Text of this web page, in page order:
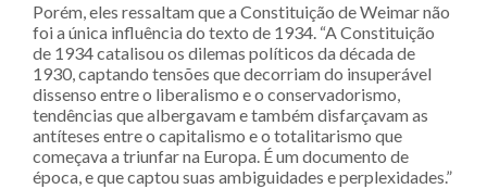
Porém, eles ressaltam que a Constituição de Weimar não
foi a única influência do texto de 1934. “A Constituição
de 1934 catalisou os dilemas políticos da década de
1930, captando tensões que decorriam do insuperável
dissenso entre o liberalismo e o conservadorismo,
tendências que albergavam e também disfarçavam as
antíteses entre o capitalismo e o totalitarismo que
começava a triunfar na Europa. É um documento de
época, e que captou suas ambiguidades e perplexidades.”